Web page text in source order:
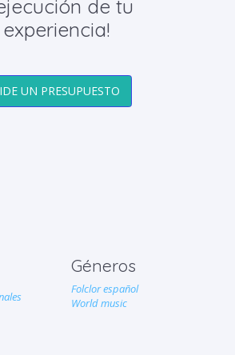
de tu
experiencia!
UN PRESUPUESTO
Géneros
Folclor español
World music